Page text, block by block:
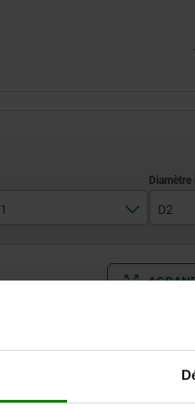
D2
fois par jour à intervalles réguliers.